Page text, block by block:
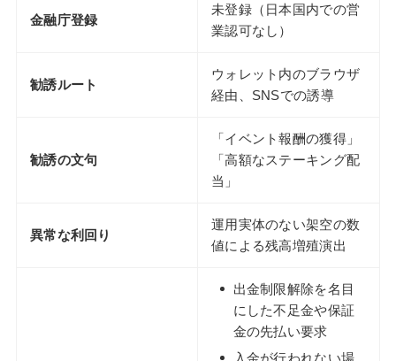
金融庁登録
未登録（日本国内での営
業認可なし）
勧誘ルート
ウォレット内のブラウザ
経由、SNSでの誘導
勧誘の文句
「イベント報酬の獲得」
「高額なステーキング配
当」
異常な利回り
運用実体のない架空の数
値による残高増殖演出
出金制限解除を名目
にした不足金や保証
金の先払い要求
入金が行われない場